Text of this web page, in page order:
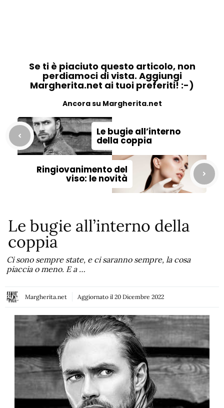
Se ti è piaciuto questo articolo, non
perdiamoci di vista. Aggiungi
Margherita.net ai tuoi preferiti! :-)
Ancora su Margherita.net
Le bugie all’interno
della coppia
Ringiovanimento del
viso: le novità
Le bugie all’interno della
coppia
Ci sono sempre state, e ci saranno sempre, la cosa
piaccia o meno. E a …
Margherita.net Aggiornato il 20 Dicembre 2022